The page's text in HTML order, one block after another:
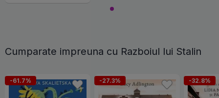
Cumparate impreuna cu Razboiul lui Stalin
-61.7% -27.3% -32.8%